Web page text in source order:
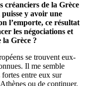
créanciers de la Grèce
y avoir une
l’emporte, ce résultat
les négociations et
la Grèce ?
se trouvent eux-
Il me semble
fortes entre eux sur
ou de continuer.